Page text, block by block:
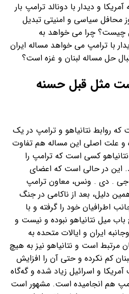
و دیدار با دونالد ترامپ بار
محافل سیاسی و امنیتی تبدیل
چیست؟ چرا می خواهد به
با ترامپ می خواهد مساله ایران
حل مساله لبنان و غزه است؟
مثل قبل حسنه
روابط نتانیاهو و ترامپ در یک
و علت اصلی این مساله هم تفاوت
نتانیاهو کسی است که ترامپ را
این در حالی است که اعضای
. دی . ونس، معاون ترامپ
دلیل، بعد از ناکامی در جنگ
اطرافیان خود را گرفته و با
میل نتانیاهو نبوده و نیست و
ایران و ایالات متحده به
مرتبط است و نتانیاهو نیز به هیچ
کم نکرده و حتی آن را افزایش
و اسرائیل زیاد شده و گه‌گاه
هم انجامیده است‌. مشهور است